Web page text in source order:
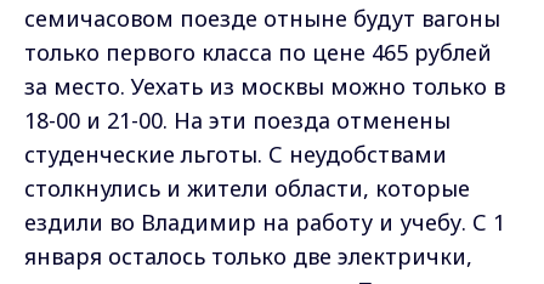
семичасовом поезде отныне будут вагоны
только первого класса по цене 465 рублей
за место. Уехать из москвы можно только в
18-00 и 21-00. На эти поезда отменены
студенческие льготы. С неудобствами
столкнулись и жители области, которые
ездили во Владимир на работу и учебу. С 1
января осталось только две электрички,